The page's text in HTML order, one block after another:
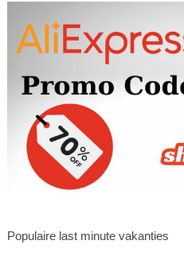
Populaire last minute vakanties